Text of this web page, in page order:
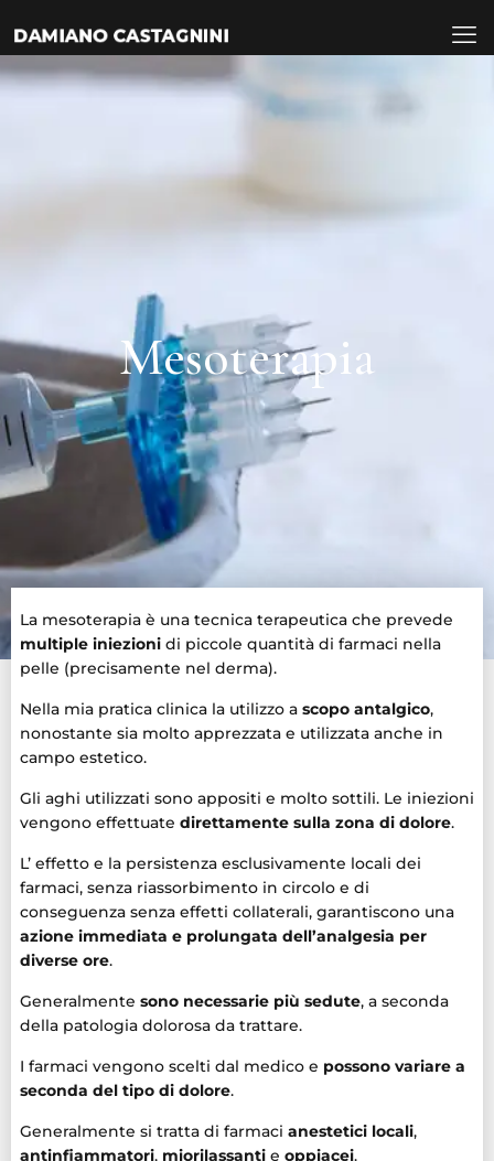
Mesoterapia
La mesoterapia è una tecnica terapeutica che prevede
multiple iniezioni di piccole quantità di farmaci nella
pelle (precisamente nel derma).
Nella mia pratica clinica la utilizzo a scopo antalgico,
nonostante sia molto apprezzata e utilizzata anche in
campo estetico.
Gli aghi utilizzati sono appositi e molto sottili. Le iniezioni
vengono effettuate direttamente sulla zona di dolore.
L’ effetto e la persistenza esclusivamente locali dei
farmaci, senza riassorbimento in circolo e di
conseguenza senza effetti collaterali, garantiscono una
azione immediata e prolungata dell’analgesia per
diverse ore.
Generalmente sono necessarie più sedute, a seconda
della patologia dolorosa da trattare.
I farmaci vengono scelti dal medico e possono variare a
seconda del tipo di dolore.
Generalmente si tratta di farmaci anestetici locali,
antinfiammatori, miorilassanti e oppiacei.